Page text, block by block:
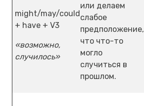
might/may/could
+ have + V3
«возможно,
случилось»
или делаем
слабое
предположение,
что что-то
могло
случиться в
прошлом.